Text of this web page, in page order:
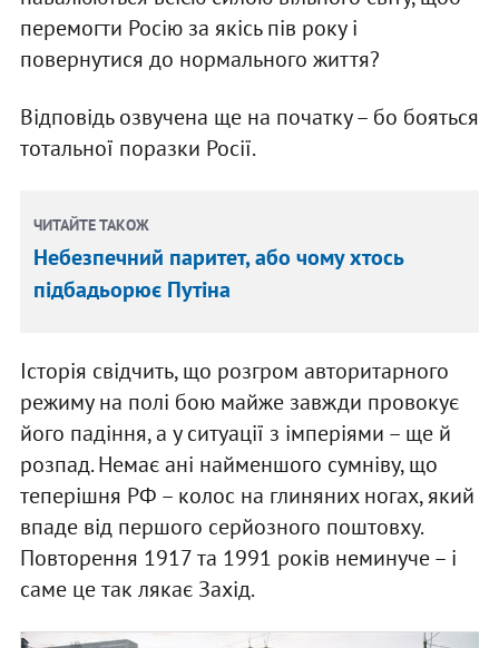
перемогти Росію за якісь пів року і
повернутися до нормального життя?
Відповідь озвучена ще на початку – бо бояться
тотальної поразки Росії.
ЧИТАЙТЕ ТАКОЖ
Небезпечний паритет, або чому хтось
підбадьорює Путіна
Історія свідчить, що розгром авторитарного
режиму на полі бою майже завжди провокує
його падіння, а у ситуації з імперіями – ще й
розпад. Немає ані найменшого сумніву, що
теперішня РФ – колос на глиняних ногах, який
впаде від першого серйозного поштовху.
Повторення 1917 та 1991 років неминуче – і
саме це так лякає Захід.